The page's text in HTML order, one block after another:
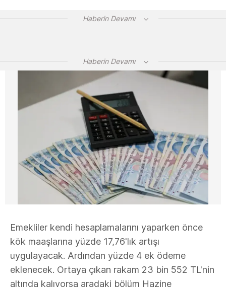
Haberin Devamı
Haberin Devamı
Emekliler kendi hesaplamalarını yaparken önce
kök maaşlarına yüzde 17,76'lık artışı
uygulayacak. Ardından yüzde 4 ek ödeme
eklenecek. Ortaya çıkan rakam 23 bin 552 TL'nin
altında kalıyorsa aradaki bölüm Hazine